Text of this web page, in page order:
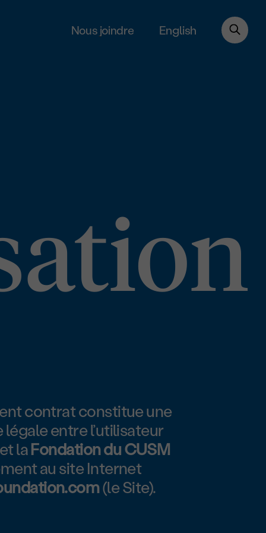
Nous joindre English
contrat constitue une
entre l’utilisateur
laFondation du CUSM
au site Internet
(le Site).